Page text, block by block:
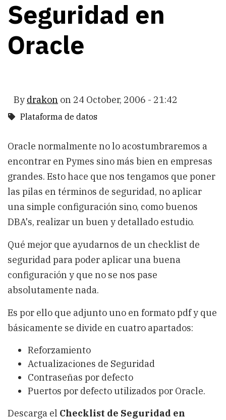
Seguridad en
Oracle
By drakon on 24 October, 2006 - 21:42
Plataforma de datos
Oracle normalmente no lo acostumbraremos a
encontrar en Pymes sino más bien en empresas
grandes. Esto hace que nos tengamos que poner
las pilas en términos de seguridad, no aplicar
una simple configuración sino, como buenos
DBA's, realizar un buen y detallado estudio.
Qué mejor que ayudarnos de un checklist de
seguridad para poder aplicar una buena
configuración y que no se nos pase
absolutamente nada.
Es por ello que adjunto uno en formato pdf y que
básicamente se divide en cuatro apartados:
Reforzamiento
Actualizaciones de Seguridad
Contraseñas por defecto
Puertos por defecto utilizados por Oracle.
Descarga el Checklist de Seguridad en